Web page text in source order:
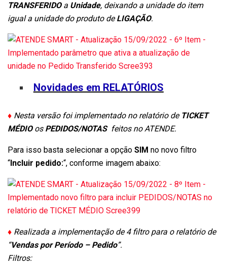
TRANSFERIDOa Unidade, deixando a unidade do item
igual a unidade do produto deLIGAÇÃO.
Novidades em RELATÓRIOS
♦ Nesta versão foi implementado no relatório deTICKET
MÉDIOos PEDIDOS/NOTASfeitos no ATENDE.
Para isso basta selecionar a opção SIM no novo filtro
“ Incluir pedido:“, conforme imagem abaixo:
♦ Realizada a implementação de 4 filtro para o relatório de
“Vendas por Período – Pedido”.
Filtros: